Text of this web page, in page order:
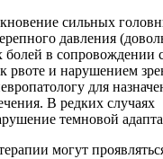
сильных
давления
в сопровождении
и нарушением
для
В редких случаях
темновой
могут